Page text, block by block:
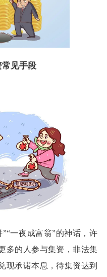
见手段
一夜成富翁”的神话，许
多的人参与集资，非法集
现承诺本息，待集资达到